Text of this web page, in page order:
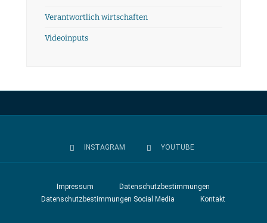
Verantwortlich wirtschaften
Videoinputs
INSTAGRAM YOUTUBE
Impressum
Datenschutzbestimmungen
Datenschutzbestimmungen Social Media
Kontakt